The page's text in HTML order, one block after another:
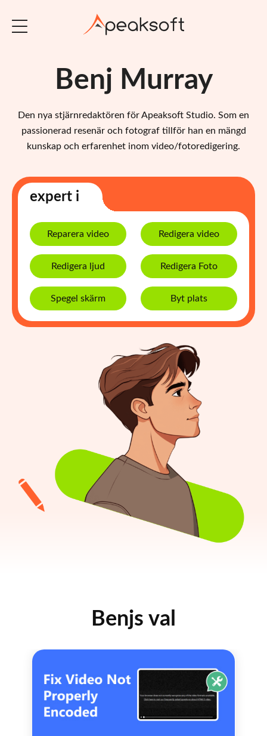
Benj Murray
Den nya stjärnredaktören för Apeaksoft Studio. Som en
passionerad resenär och fotograf tillför han en mängd
kunskap och erfarenhet inom video/fotoredigering.
expert i
Reparera video Redigera video
Redigera ljud Redigera Foto
Spegel skärm Byt plats
Benjs val